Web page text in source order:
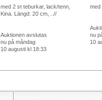
med 2 st teburkar, lack/tenn,
Kina. Längd: 20 cm, ..//
Auktionen avslutas
nu på måndag
10 augusti kl 18:33
med
nu
10